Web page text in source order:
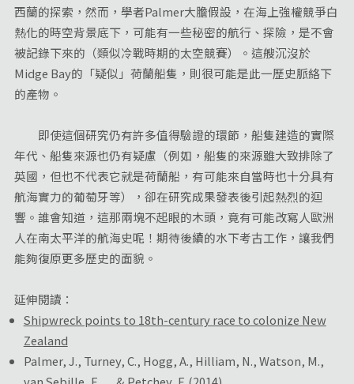
西蘭的探索，然而，學者Palmer大膽假設，在海上強權競爭白
熱化的時空背景底下，可能有一些秘密的航行、探險，是不會
被記錄下來的（類似冷戰時期的太空競賽）。這艘沉沒於
Midge Bay的「疑似」荷蘭船隻，則很可能是此一歷史脈絡下
的產物。
即使這個研究仍有許多值得驗證的環節，船隻建造的實際
年代、船隻來源也仍有疑慮（例如，船隻的來源雖大致排除了
英國，但也不代表它就是荷蘭船，有可能來自當時也十分具有
航海實力的葡萄牙等），卻在研究成果發表後引起熱烈的迴
響。誰會知道，這那兩塊不起眼的木頭，竟有可能改寫人歐洲
人在南太平洋的航海史呢！期待後續的水下考古工作，讓我們
能夠復原更多歷史的面貌。
延伸閱讀：
Shipwreck points to 18th-century race to colonize New
Zealand
Palmer, J., Turney, C., Hogg, A., Hilliam, N., Watson, M.,